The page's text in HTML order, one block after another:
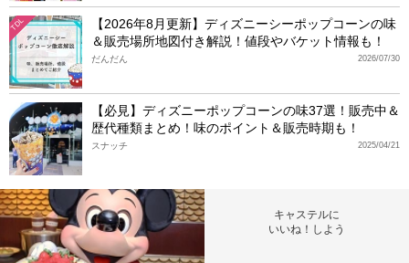
TDL
【2026年8月更新】ディズニーシーポップコーンの味
＆販売場所地図付き解説！値段やバケット情報も！
2026/07/30
だんだん
【必見】ディズニーポップコーンの味37選！販売中＆
歴代種類まとめ！味のポイント＆販売時期も！
2025/04/21
スナッチ
キャステルに
いいね！しよう